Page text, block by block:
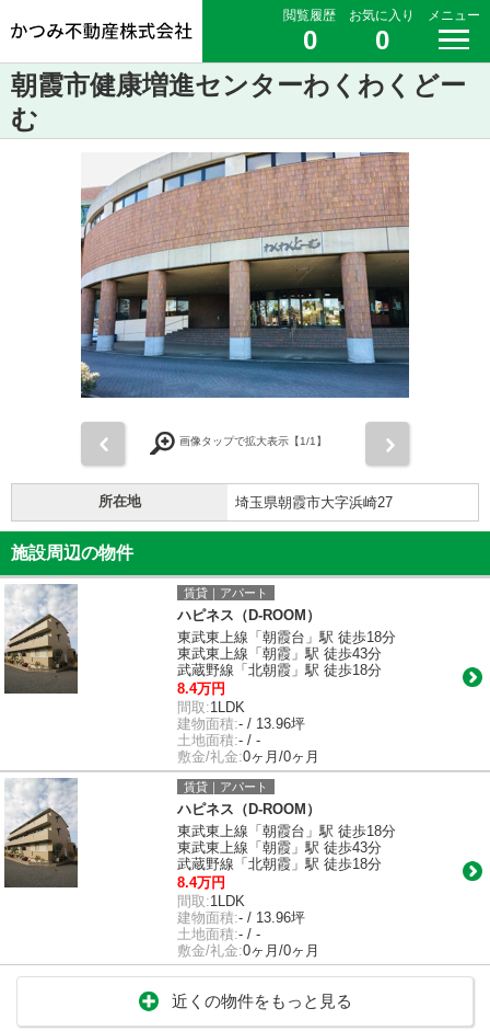
閲覧履歴
0
お気に入り
0
メニュー
朝霞市健康増進センターわくわくどー
む
画像タップで拡大表示【1/1】
所在地 埼玉県朝霞市大字浜崎27
施設周辺の物件
賃貸｜アパート
ハピネス（D-ROOM）
東武東上線「朝霞台」駅 徒歩18分
東武東上線「朝霞」駅 徒歩43分
武蔵野線「北朝霞」駅 徒歩18分
8.4万円
間取:1LDK
建物面積:- / 13.96坪
土地面積:- / -
敷金/礼金:0ヶ月/0ヶ月
賃貸｜アパート
ハピネス（D-ROOM）
東武東上線「朝霞台」駅 徒歩18分
東武東上線「朝霞」駅 徒歩43分
武蔵野線「北朝霞」駅 徒歩18分
8.4万円
間取:1LDK
建物面積:- / 13.96坪
土地面積:- / -
敷金/礼金:0ヶ月/0ヶ月
近くの物件をもっと見る